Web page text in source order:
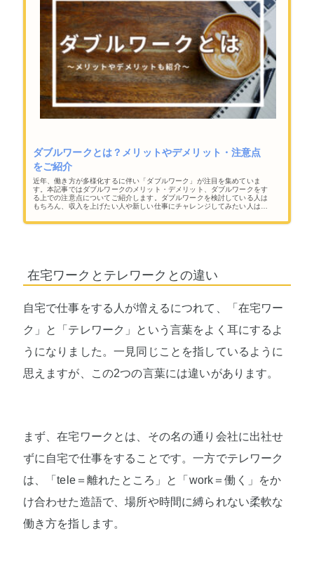
ダブルワークとは？メリットやデメリット・注意点
をご紹介
近年、働き方が多様化するに伴い「ダブルワーク」が注目を集めていま
す。本記事ではダブルワークのメリット・デメリット、ダブルワークをす
る上での注意点についてご紹介します。ダブルワークを検討している人は
もちろん、収入を上げたい人や新しい仕事にチャレンジしてみたい人はぜ
在宅ワークとテレワークとの違い
自宅で仕事をする人が増えるにつれて、「在宅ワー
ク」と「テレワーク」という言葉をよく耳にするよ
うになりました。一見同じことを指しているように
思えますが、この2つの言葉には違いがあります。
まず、在宅ワークとは、その名の通り会社に出社せ
ずに自宅で仕事をすることです。一方でテレワーク
は、「tele＝離れたところ」と「work＝働く」をか
け合わせた造語で、場所や時間に縛られない柔軟な
働き方を指します。